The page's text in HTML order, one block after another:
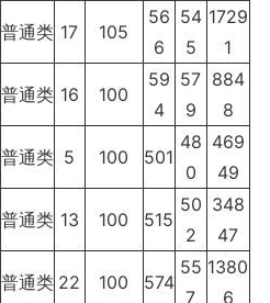
普通类 17 105
56
6
54
5
1729
1
普通类 16 100
59
4
57
9
884
8
普通类 5 100 501
48
0
469
49
普通类 13 100 515
50
2
348
47
普通类 22 100 574
55
7
1380
6